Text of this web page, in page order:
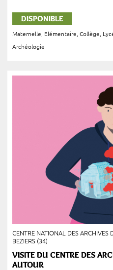
DISPONIBLE
Maternelle Elémentaire Collège
Archéologie
CENTRE NATIONAL DES ARCHIVES
BEZIERS (34)
VISITE DU CENTRE DES
AUTOUR